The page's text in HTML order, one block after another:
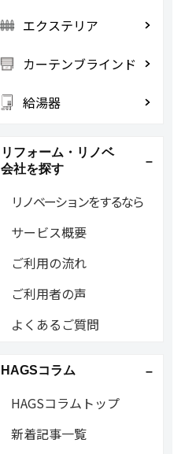
エクステリア
カーテンブラインド
給湯器
リフォーム・リノベ
会社を探す
リノベーションをするなら
サービス概要
ご利用の流れ
ご利用者の声
よくあるご質問
HAGSコラム
HAGSコラムトップ
新着記事一覧